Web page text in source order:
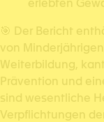
erlebten
🎯 Der Bericht
von
Weiterbildung,
Prävention und
sind wesentliche
Verpflichtungen